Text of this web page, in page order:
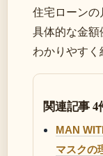
住宅ローンの
具体的な金
わかりやすく
関連記事 4
MAN
マスクの